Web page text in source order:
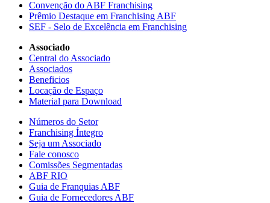
Convenção do ABF Franchising
Prêmio Destaque em Franchising ABF
SEF - Selo de Excelência em Franchising
Associado
Central do Associado
Associados
Beneficios
Locação de Espaço
Material para Download
Números do Setor
Franchising Íntegro
Seja um Associado
Fale conosco
Comissões Segmentadas
ABF RIO
Guia de Franquias ABF
Guia de Fornecedores ABF